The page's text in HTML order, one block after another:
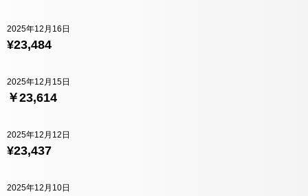
¥23,484
2025年12月16日
￥23,614
2025年12月15日
¥23,437
2025年12月12日
2025年12月10日